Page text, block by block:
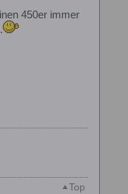
450er immer
Top